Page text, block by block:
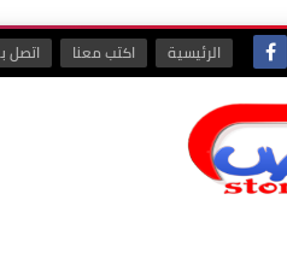
الرئيسية اكتب معنا اتصل